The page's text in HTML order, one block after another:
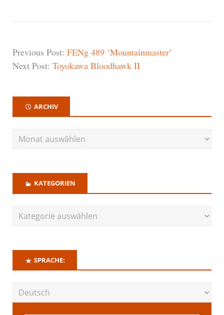
Previous Post: FENg 489 ‘Mountainmaster’
Next Post: Toyokawa Bloodhawk II
ARCHIV
KATEGORIEN
SPRACHE: